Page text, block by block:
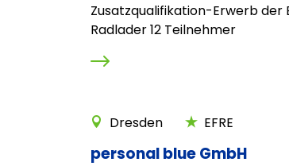
Zusatzqualifikation-Erwerb
Radlader 12 Teilnehmer
Dresden EFRE
personal blue GmbH